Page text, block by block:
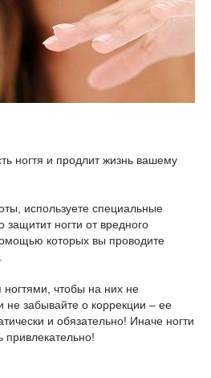
ногтя и продлит жизнь вашему
используете специальные
защитит ногти от вредного
которых вы проводите
ногтями, чтобы на них не
забывайте о коррекции – ее
и обязательно! Иначе ногти
привлекательно!